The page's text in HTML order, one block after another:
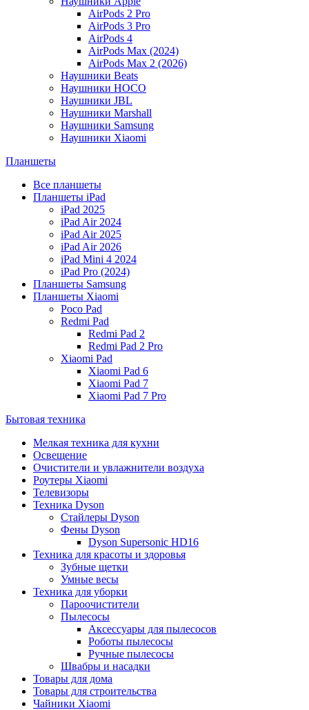
AirPods 2 Pro
AirPods 3 Pro
AirPods 4
AirPods Max (2024)
AirPods Max 2 (2026)
Наушники Beats
Наушники HOCO
Наушники JBL
Наушники Marshall
Наушники Samsung
Наушники Xiaomi
Планшеты
Все планшеты
Планшеты iPad
iPad 2025
iPad Air 2024
iPad Air 2025
iPad Air 2026
iPad Mini 4 2024
iPad Pro (2024)
Планшеты Samsung
Планшеты Xiaomi
Poco Pad
Redmi Pad
Redmi Pad 2
Redmi Pad 2 Pro
Xiaomi Pad
Xiaomi Pad 6
Xiaomi Pad 7
Xiaomi Pad 7 Pro
Бытовая техника
Мелкая техника для кухни
Освещение
Очистители и увлажнители воздуха
Роутеры Xiaomi
Телевизоры
Техника Dyson
Стайлеры Dyson
Фены Dyson
Dyson Supersonic HD16
Техника для красоты и здоровья
Зубные щетки
Умные весы
Техника для уборки
Пароочистители
Пылесосы
Аксессуары для пылесосов
Роботы пылесосы
Ручные пылесосы
Швабры и насадки
Товары для дома
Товары для строительства
Чайники Xiaomi